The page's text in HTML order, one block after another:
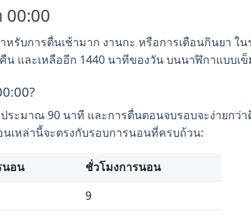
00:00
รับการตื่นเช้ามาก งานกะ หรือการเตือนกินยา ใ
คืน และเหลืออีก 1440 นาทีของวัน บนนาฬิกาแบบ
ะมาณ 90 นาที และการตื่นตอนจบรอบจะง่ายกว่
เหล่านี้จะตรงกับรอบการนอนที่ครบถ้วน:
นอน
ชั่วโมงการนอน
9